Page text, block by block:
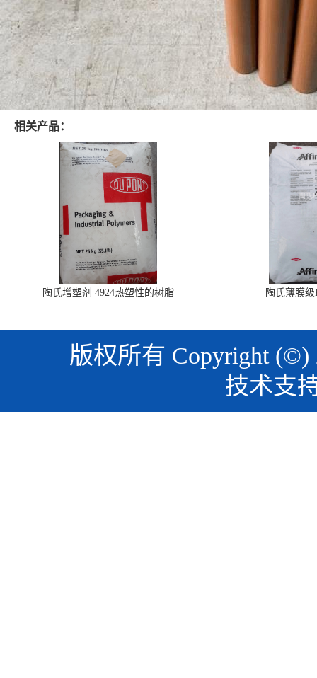
相关产品：
陶氏增塑剂 4924热塑性的树脂 陶氏薄膜级
版权所有 Copyright
技术支